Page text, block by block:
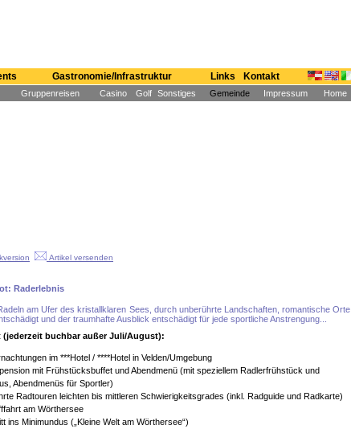
Gastronomie/Infrastruktur Links Kontakt
Gruppenreisen Casino Golf Sonstiges Gemeinde Impressum Home
Artikel versenden
Raderlebnis
am Ufer des kristallklaren Sees, durch unberührte Landschaften, romantische Orte
und der traumhafte Ausblick entschädigt für jede sportliche Anstrengung...
buchbar außer Juli/August):
im ***Hotel / ****Hotel in Velden/Umgebung
mit Frühstücksbuffet und Abendmenü (mit speziellem Radlerfrühstück und
Abendmenüs für Sportler)
Radtouren leichten bis mittleren Schwierigkeitsgrades (inkl. Radguide und Radkarte)
am Wörthersee
ins Minimundus („Kleine Welt am Wörthersee“)